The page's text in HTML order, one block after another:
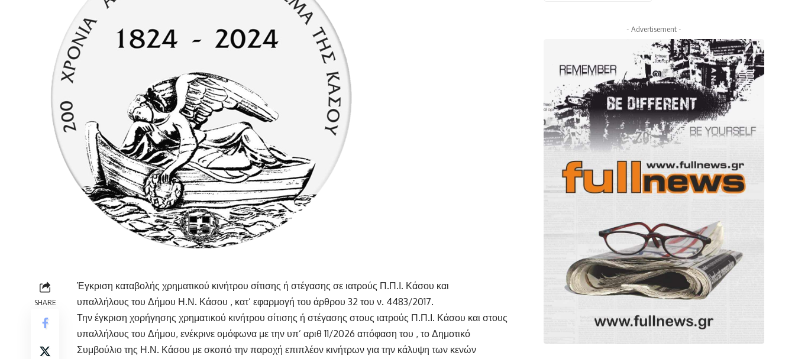
SHARE
Έγκριση καταβολής χρηματικού κινήτρου σίτισης ή στέγασης σε ιατρούς Π.Π.Ι. Κάσου και
υπαλλήλους του Δήμου Η.Ν. Κάσου , κατ’ εφαρμογή του άρθρου 32 του ν. 4483/2017.
Την έγκριση χορήγησης χρηματικού κινήτρου σίτισης ή στέγασης στους ιατρούς Π.Π.Ι. Κάσου και στους
υπαλλήλους του Δήμου, ενέκρινε ομόφωνα με την υπ’ αριθ 11/2026 απόφαση του , το Δημοτικό
Συμβούλιο της Η.Ν. Κάσου με σκοπό την παροχή επιπλέον κινήτρων για την κάλυψη των κενών
- Advertisement -